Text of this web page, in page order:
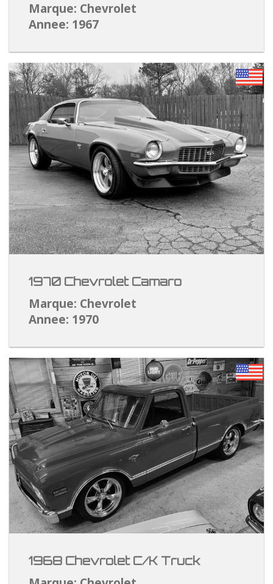
Marque: Chevrolet
Annee: 1967
1970 Chevrolet Camaro
Marque: Chevrolet
Annee: 1970
1968 Chevrolet C/K Truck